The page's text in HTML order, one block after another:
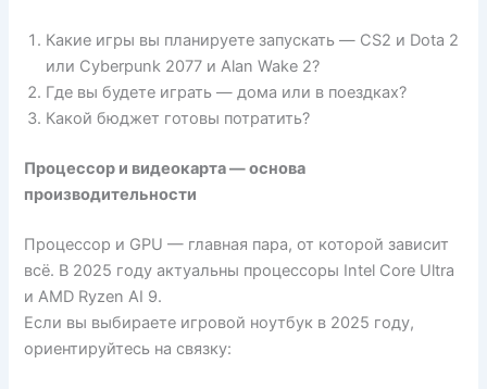
Какие игры вы планируете запускать — CS2 и Dota 2
или Cyberpunk 2077 и Alan Wake 2?
Где вы будете играть — дома или в поездках?
Какой бюджет готовы потратить?
Процессор и видеокарта — основа
производительности
Процессор и GPU — главная пара, от которой зависит
всё. В 2025 году актуальны процессоры Intel Core Ultra
и AMD Ryzen AI 9.
Если вы выбираете игровой ноутбук в 2025 году,
ориентируйтесь на связку: